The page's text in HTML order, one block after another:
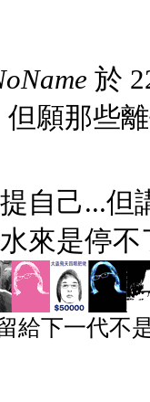
於
但願那些
自己...但
來是停
給下一代不